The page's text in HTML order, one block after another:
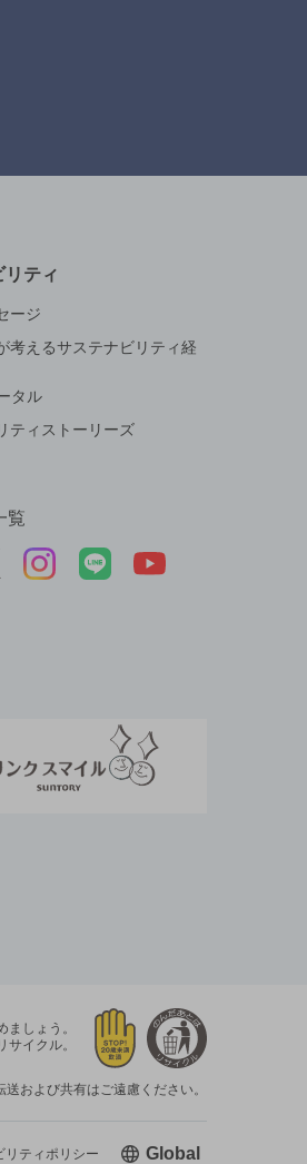
リティ
ージ
考えるサステナビリティ経
タル
ティストーリーズ
覧
しょう。
サイクル。
および共有はご遠慮ください。
リティ ポリシー Global新しいウィ